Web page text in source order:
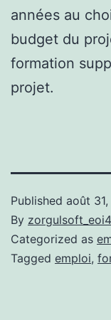
années au
budget du
formation
projet.
Published août
By
Categorized as
Tagged emploi,